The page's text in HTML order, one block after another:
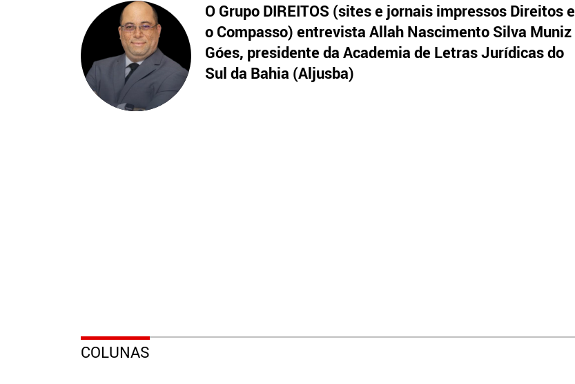
O Grupo DIREITOS (sites e jornais impressos Direitos e
o Compasso) entrevista Allah Nascimento Silva Muniz
Góes, presidente da Academia de Letras Jurídicas do
Sul da Bahia (Aljusba)
COLUNAS